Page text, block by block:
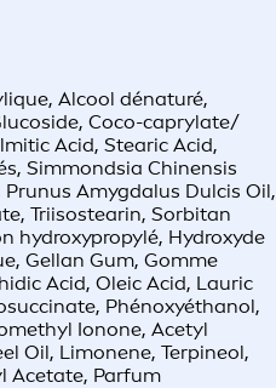
Alcool dénaturé,
Coco-caprylate/
Acid, Stearic Acid,
Simmondsia Chinensis
Amygdalus Dulcis Oil,
Triisostearin, Sorbitan
hydroxypropylé, Hydroxyde
Gellan Gum, Gomme
Acid, Oleic Acid, Lauric
Phénoxyéthanol,
Ionone, Acetyl
Oil, Limonene, Terpineol,
Acetate, Parfum